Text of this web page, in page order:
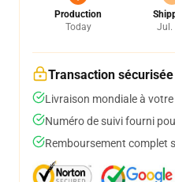
Production
Today
Jul.
Transaction sécurisée
Livraison mondiale à
Numéro de suivi fourni
Remboursement complet